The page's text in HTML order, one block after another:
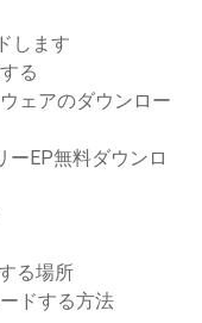
します
る
ェアのダウンロー
ーEP無料ダウンロ
る場所
ドする方法